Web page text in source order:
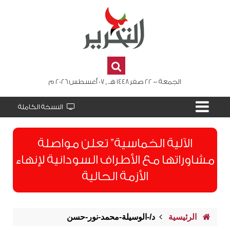
الجمعة - 22 صفر 1448 هـ , 07 أغسطس 2026 م
النسخة الكاملة
الآلية الخماسية” تعلن مواصلة
مشاوراتها مع الأطراف السودانية لإنهاء
الأزمة الحالية
الرئيسية د/-الوسيلة-محمد-نور-حسن